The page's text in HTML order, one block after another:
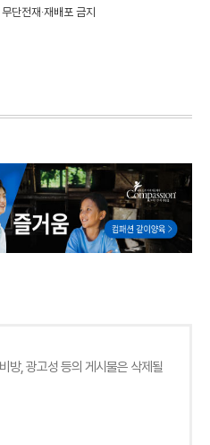
단전재·재배포 금지